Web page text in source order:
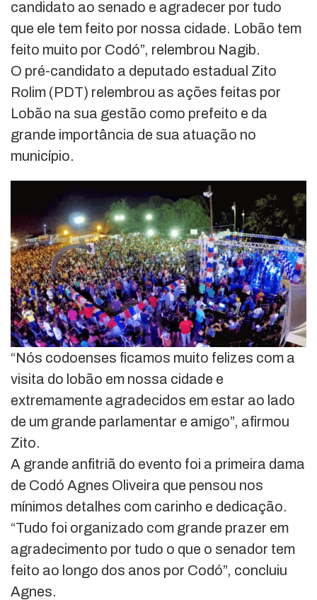
candidato ao senado e agradecer por tudo
que ele tem feito por nossa cidade. Lobão tem
feito muito por Codó”, relembrou Nagib.
O pré-candidato a deputado estadual Zito
Rolim (PDT) relembrou as ações feitas por
Lobão na sua gestão como prefeito e da
grande importância de sua atuação no
município.
“Nós codoenses ficamos muito felizes com a
visita do lobão em nossa cidade e
extremamente agradecidos em estar ao lado
de um grande parlamentar e amigo”, afirmou
Zito.
A grande anfitriã do evento foi a primeira dama
de Codó Agnes Oliveira que pensou nos
mínimos detalhes com carinho e dedicação.
“Tudo foi organizado com grande prazer em
agradecimento por tudo o que o senador tem
feito ao longo dos anos por Codó”, concluiu
Agnes.